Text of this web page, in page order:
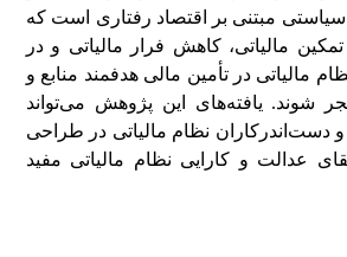
مبتنی بر اقتصاد رفتاری است که
مالیاتی، کاهش فرار مالیاتی و در
مالیاتی در تأمین مالی هدفمند منابع و
شوند. یافته‌های این پژوهش می‌تواند
دست‌اندرکاران نظام مالیاتی در طراحی
عدالت و کارایی نظام مالیاتی مفید